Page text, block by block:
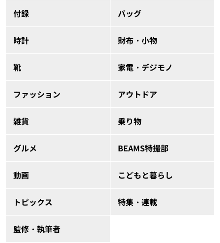
付録 バッグ
時計 財布・小物
靴 家電・デジモノ
ファッション アウトドア
雑貨 乗り物
グルメ BEAMS特撮部
動画 こどもと暮らし
トピックス 特集・連載
監修・執筆者